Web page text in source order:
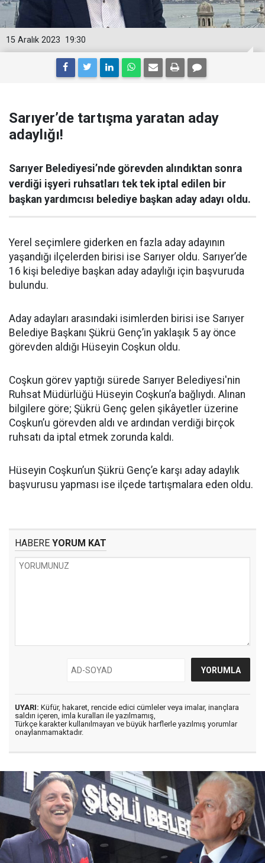
19:30
15 Aralık 2023
Sarıyer’de tartışma yaratan aday
adaylığı!
Sarıyer Belediyesi’nde görevden alındıktan sonra
verdiği işyeri ruhsatları tek tek iptal edilen bir
başkan yardımcısı belediye başkan aday adayı oldu.
Yerel seçimlere giderken en fazla aday adayının
yaşandığı ilçelerden birisi ise Sarıyer oldu. Sarıyer’de
16 kişi belediye başkan aday adaylığı için başvuruda
bulundu.
Aday adayları arasındaki isimlerden birisi ise Sarıyer
Belediye Başkanı Şükrü Genç’in yaklaşık 5 ay önce
görevden aldığı Hüseyin Coşkun oldu.
Coşkun görev yaptığı sürede Sarıyer Belediyesi'nin
Ruhsat Müdürlüğü Hüseyin Coşkun’a bağlıydı. Alınan
bilgilere göre; Şükrü Genç gelen şikâyetler üzerine
Coşkun’u görevden aldı ve ardından verdiği birçok
ruhsatı da iptal etmek zorunda kaldı.
Hüseyin Coşkun’un Şükrü Genç’e karşı aday adaylık
başvurusu yapması ise ilçede tartışmalara eden oldu.
HABERE YORUM KAT
UYARI: Küfür, hakaret, rencide edici cümleler veya imalar, inançlara
saldırı içeren, imla kuralları ile yazılmamış,
Türkçe karakter kullanılmayan ve büyük harflerle yazılmış yorumlar
onaylanmamaktadır.